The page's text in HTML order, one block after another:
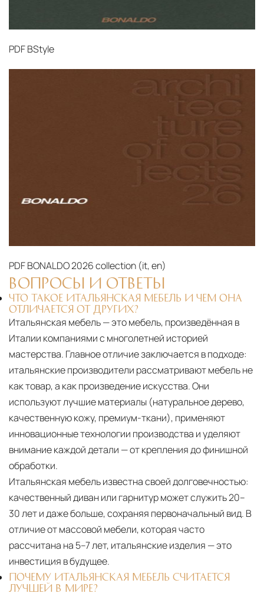
PDFBStyle
PDFBONALDO 2026 collection (it, en)‎
ВОПРОСЫ И ОТВЕТЫ
ЧТО ТАКОЕ ИТАЛЬЯНСКАЯ МЕБЕЛЬ И ЧЕМ ОНА
ОТЛИЧАЕТСЯ ОТ ДРУГИХ?
Итальянская мебель — это мебель, произведённая в
Италии компаниями с многолетней историей
мастерства. Главное отличие заключается в подходе:
итальянские производители рассматривают мебель не
как товар, а как произведение искусства. Они
используют лучшие материалы (натуральное дерево,
качественную кожу, премиум-ткани), применяют
инновационные технологии производства и уделяют
внимание каждой детали — от крепления до финишной
обработки.
Итальянская мебель известна своей долговечностью:
качественный диван или гарнитур может служить 20–
30 лет и даже больше, сохраняя первоначальный вид. В
отличие от массовой мебели, которая часто
рассчитана на 5–7 лет, итальянские изделия — это
инвестиция в будущее.
ПОЧЕМУ ИТАЛЬЯНСКАЯ МЕБЕЛЬ СЧИТАЕТСЯ
ЛУЧШЕЙ В МИРЕ?